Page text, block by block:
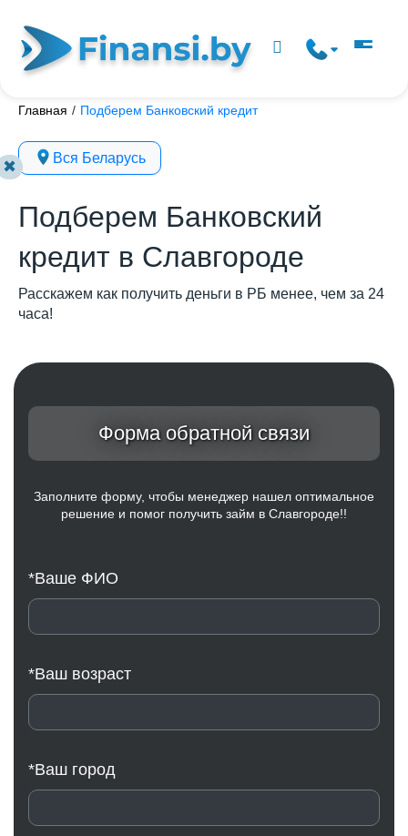
✖
Главная / Подберем Банковский кредит
Вся Беларусь
Подберем Банковский
кредит в Славгороде
Расскажем как получить деньги в РБ менее, чем за 24
часа!
Форма обратной связи
Заполните форму, чтобы менеджер нашел оптимальное
решение и помог получить займ в Славгороде!!
*Ваше ФИО
*Ваш возраст
*Ваш город